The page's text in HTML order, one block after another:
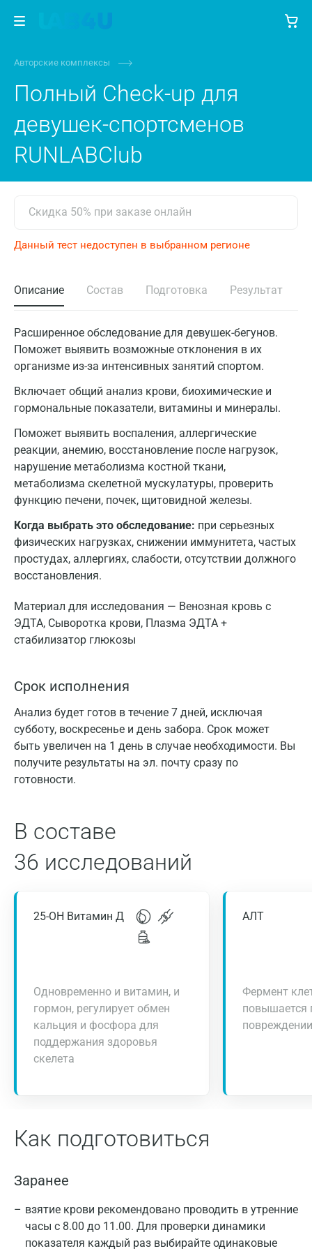
Авторские комплексы
Полный Check-up для
девушек-спортсменов
RUNLABClub
Скидка 50% при заказе онлайн
Данный тест недоступен в выбранном регионе
Описание Состав Подготовка Результат
Расширенное обследование для девушек-бегунов.
Поможет выявить возможные отклонения в их
организме из-за интенсивных занятий спортом.
Включает общий анализ крови, биохимические и
гормональные показатели, витамины и минералы.
Поможет выявить воспаления, аллергические
реакции, анемию, восстановление после нагрузок,
нарушение метаболизма костной ткани,
метаболизма скелетной мускулатуры, проверить
функцию печени, почек, щитовидной железы.
Когда выбрать это обследование: при серьезных
физических нагрузках, снижении иммунитета, частых
простудах, аллергиях, слабости, отсутствии должного
восстановления.
Материал для исследования — Венозная кровь с
ЭДТА, Сыворотка крови, Плазма ЭДТА +
стабилизатор глюкозы
Срок исполнения
Анализ будет готов в течение 7 дней, исключая
субботу, воскресенье и день забора. Срок может
быть увеличен на 1 день в случае необходимости. Вы
получите результаты на эл. почту сразу по
готовности.
В составе
36 исследований
25-ОН Витамин Д
Одновременно и витамин, и
гормон, регулирует обмен
кальция и фосфора для
поддержания здоровья
скелета
АЛТ
Фермент
повышается
повреждении
Как подготовиться
Заранее
взятие крови рекомендовано проводить в утренние
часы с 8.00 до 11.00. Для проверки динамики
показателя каждый раз выбирайте одинаковые